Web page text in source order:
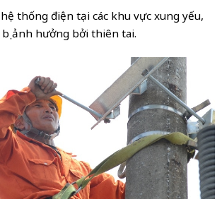
thống điện tại các khu vực xung yếu,
ảnh hưởng bởi thiên tai.